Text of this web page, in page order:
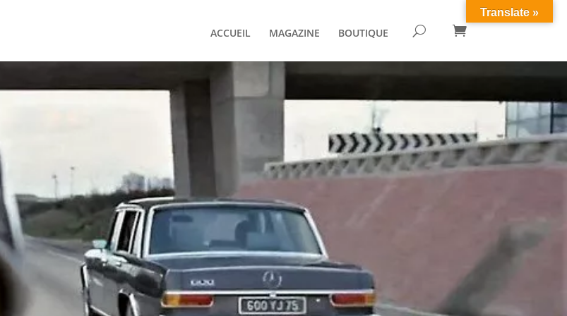
ACCUEIL MAGAZINE BOUTIQUE U 
Translate »